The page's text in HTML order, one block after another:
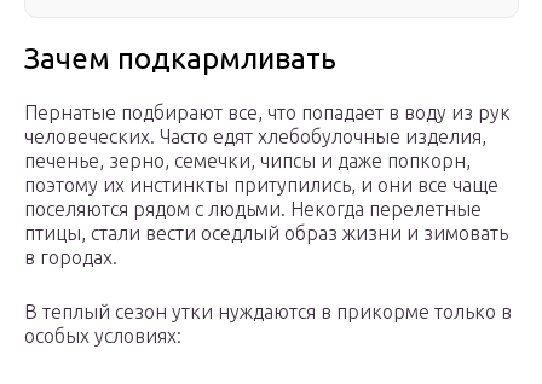
Зачем подкармливать
Пернатые подбирают все, что попадает в воду из рук
человеческих. Часто едят хлебобулочные изделия,
печенье, зерно, семечки, чипсы и даже попкорн,
поэтому их инстинкты притупились, и они все чаще
поселяются рядом с людьми. Некогда перелетные
птицы, стали вести оседлый образ жизни и зимовать
в городах.
В теплый сезон утки нуждаются в прикорме только в
особых условиях: